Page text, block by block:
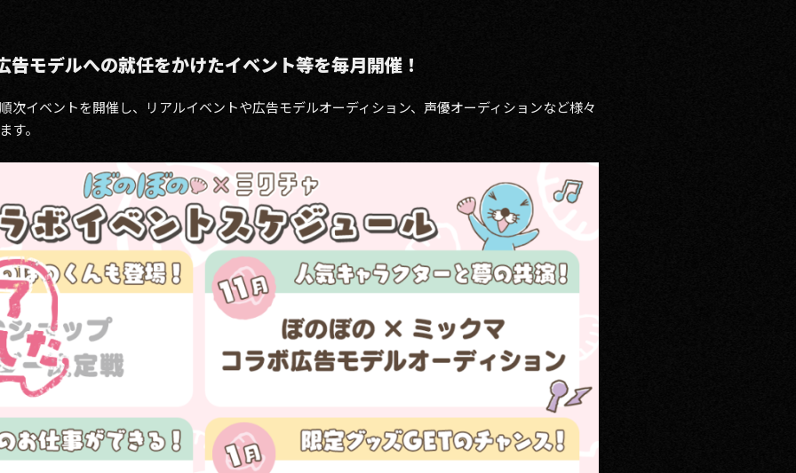
モデルへの就任をかけたイベント等を毎月開催！
次イベントを開催し、リアルイベントや広告モデルオーディション、声優オーディションなど様々
す。